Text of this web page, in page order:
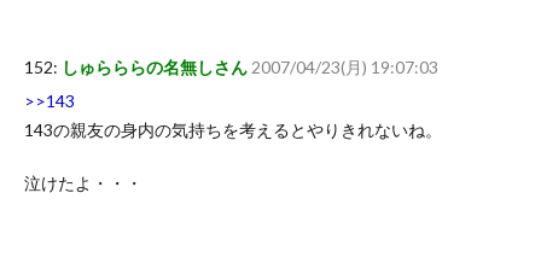
152: しゅらららの名無しさん 2007/04/23(月) 19:07:03
>>143
143の親友の身内の気持ちを考えるとやりきれないね。
泣けたよ・・・